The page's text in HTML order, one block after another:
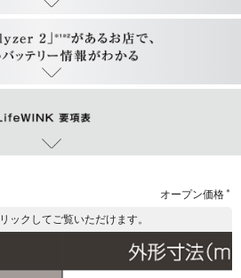
オープン価格 ＊
ックしてご覧いただけます。